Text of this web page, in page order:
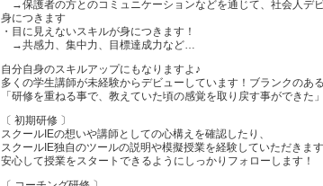
→保護者の方とのコミュニケーションなどを通じて、社会人デ
身につきます
・目に見えないスキルが身につきます！
→共感力、集中力、目標達成力など…
自分自身のスキルアップにもなりますよ♪
多くの学生講師が未経験からデビューしています！ブランクのあ
「研修を重ねる事で、教えていた頃の感覚を取り戻す事ができた
〔 初期研修 〕
スクールIEの想いや講師としての心構えを確認したり、
スクールIE独自のツールの説明や模擬授業を経験していただきます
安心して授業をスタートできるようにしっかりフォローします！